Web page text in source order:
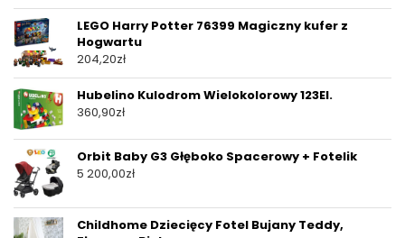
LEGO Harry Potter 76399 Magiczny kufer z
Hogwartu
204,20zł
Hubelino Kulodrom Wielokolorowy 123El.
360,90zł
Orbit Baby G3 Głęboko Spacerowy + Fotelik
5 200,00zł
Childhome Dziecięcy Fotel Bujany Teddy,